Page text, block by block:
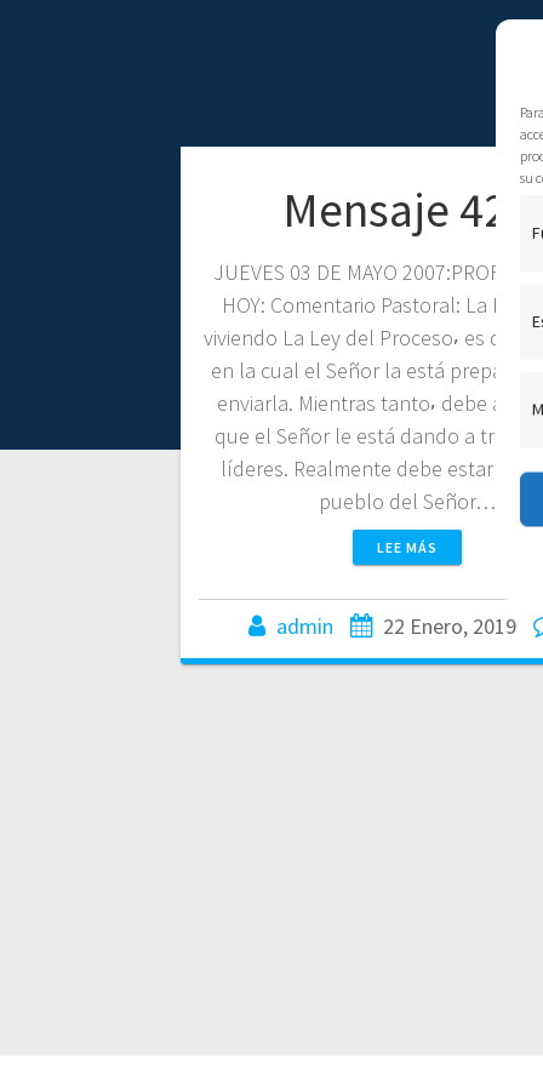
su
Mensaje 428
JUEVES 03 DE MAYO 2007:PROFECÍAS
HOY: Comentario Pastoral: La
viviendo La Ley del Proceso⸴ es decir
en la cual el Señor la está
enviarla. Mientras tanto⸴ debe
que el Señor le está dando a través
líderes. Realmente debe estar
pueblo del Señor…
LEE MÁS
admin 22 Enero, 2019